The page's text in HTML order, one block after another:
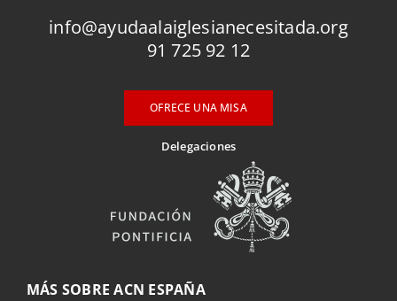
info@ayudaalaiglesianecesitada.org
91 725 92 12
OFRECE UNA MISA
Delegaciones
MÁS SOBRE ACN ESPAÑA